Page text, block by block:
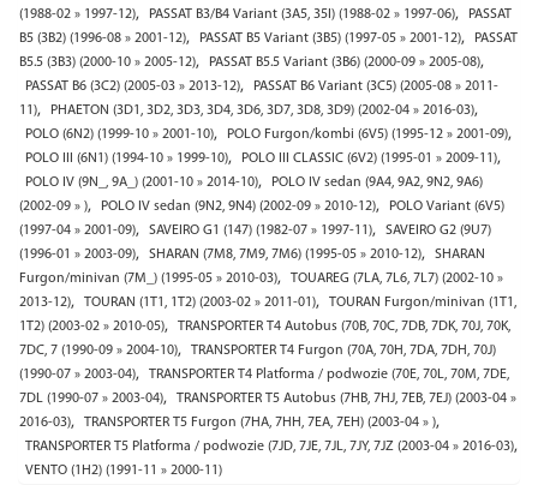
(1988-02 » 1997-12), PASSAT B3/B4 Variant (3A5, 35I) (1988-02 » 1997-06),
PASSAT
B5 (3B2) (1996-08 » 2001-12), PASSAT B5 Variant (3B5) (1997-05 » 2001-12),
PASSAT
B5.5 (3B3) (2000-10 » 2005-12), PASSAT B5.5 Variant (3B6) (2000-09 » 2005-08),
PASSAT B6 (3C2) (2005-03 » 2013-12),
PASSAT B6 Variant (3C5) (2005-08 » 2011-
11), PHAETON (3D1, 3D2, 3D3, 3D4, 3D6, 3D7, 3D8, 3D9) (2002-04 » 2016-03),
POLO (6N2) (1999-10 » 2001-10), POLO Furgon/kombi (6V5) (1995-12 » 2001-09),
POLO III (6N1) (1994-10 » 1999-10), POLO III CLASSIC (6V2) (1995-01 » 2009-11),
POLO IV (9N_, 9A_) (2001-10 » 2014-10),
POLO IV sedan (9A4, 9A2, 9N2, 9A6)
(2002-09 » ), POLO IV sedan (9N2, 9N4) (2002-09 » 2010-12),
POLO Variant (6V5)
(1997-04 » 2001-09), SAVEIRO G1 (147) (1982-07 » 1997-11),
SAVEIRO G2 (9U7)
(1996-01 » 2003-09), SHARAN (7M8, 7M9, 7M6) (1995-05 » 2010-12),
SHARAN
Furgon/minivan (7M_) (1995-05 » 2010-03),
TOUAREG (7LA, 7L6, 7L7) (2002-10 »
2013-12), TOURAN (1T1, 1T2) (2003-02 » 2011-01),
TOURAN Furgon/minivan (1T1,
1T2) (2003-02 » 2010-05),
TRANSPORTER T4 Autobus (70B, 70C, 7DB, 7DK, 70J, 70K,
7DC, 7 (1990-09 » 2004-10),
TRANSPORTER T4 Furgon (70A, 70H, 7DA, 7DH, 70J)
(1990-07 » 2003-04),
TRANSPORTER T4 Platforma / podwozie (70E, 70L, 70M, 7DE,
7DL (1990-07 » 2003-04),
TRANSPORTER T5 Autobus (7HB, 7HJ, 7EB, 7EJ) (2003-04 »
2016-03), TRANSPORTER T5 Furgon (7HA, 7HH, 7EA, 7EH) (2003-04 » ),
TRANSPORTER T5 Platforma / podwozie (7JD, 7JE, 7JL, 7JY, 7JZ (2003-04 » 2016-03),
VENTO (1H2) (1991-11 » 2000-11)